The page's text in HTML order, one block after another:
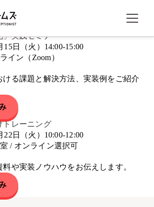
用方法を学ぶ
ー
」実践セミナー
15日（火）14:00-15:00
イン（Zoom）
ける課題と解決方法、実装例をご紹介
トレーニング
22日（火）10:00-12:00
/ オンライン選択可
や実装ノウハウをお伝えします。